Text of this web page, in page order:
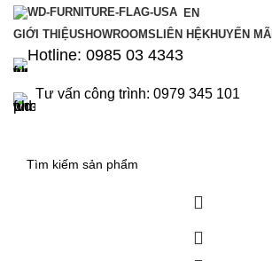
EN
GIỚI THIỆUSHOWROOMS LIÊN HỆKHUYẾN MÃI
Hotline: 0985 03 4343
Tư vấn công trình: 0979 345 101